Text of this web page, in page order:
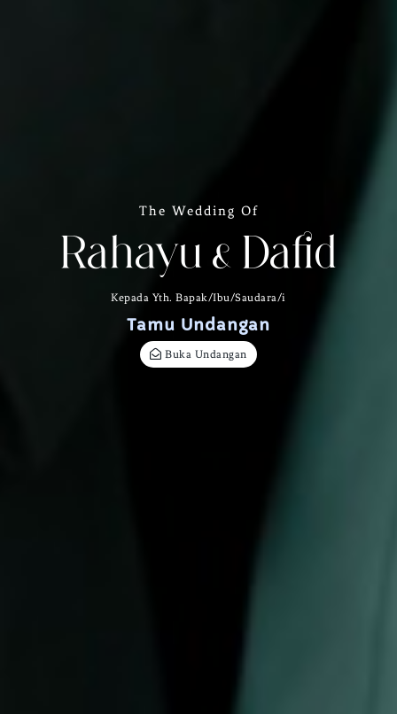
The Wedding Of
Rahayu & Dafid
Kepada Yth. Bapak/Ibu/Saudara/i
Tamu Undangan
Buka Undangan